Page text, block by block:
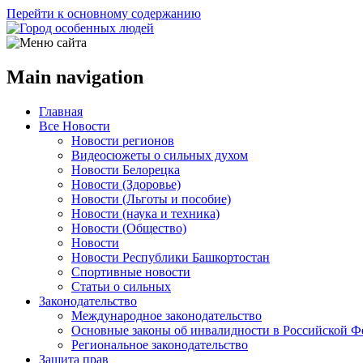
Перейти к основному содержанию
Main navigation
Главная
Все Новости
Новости регионов
Видеосюжеты о сильных духом
Новости Белорецка
Новости (Здоровье)
Новости (Льготы и пособие)
Новости (наука и техника)
Новости (Общество)
Новости
Новости Республики Башкортостан
Спортивные новости
Статьи о сильных
Законодательство
Международное законодательство
Основные законы об инвалидности в Российской
Региональное законодательство
Защита прав